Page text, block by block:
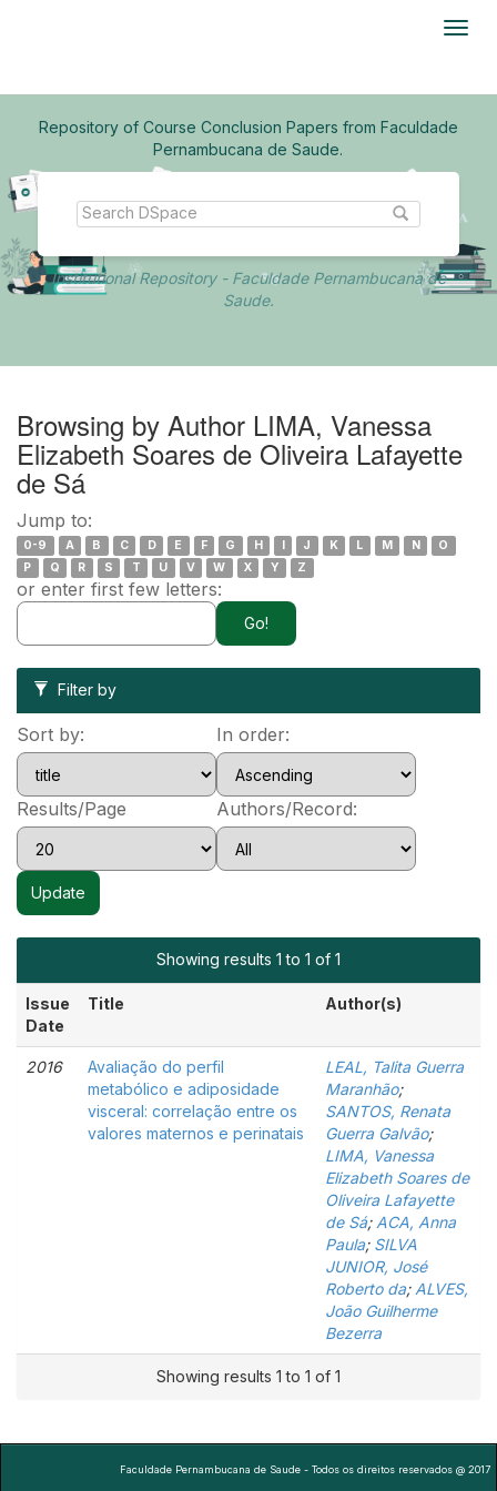
Repository of Course Conclusion Papers from Faculdade
Pernambucana de Saude.
Institutional Repository - Faculdade Pernambucana de
Saude.
Browsing by Author LIMA, Vanessa
Elizabeth Soares de Oliveira Lafayette
de Sá
Jump to:
0-9 A B C D E F G H I J K L M N
O
P
Q R S T U V W X Y Z
or enter first few letters:
Filter by
Sort by: In order:
Results/Page Authors/Record:
Showing results 1 to 1 of 1
Issue
Date
Title Author(s)
2016
Avaliação do perfil
metabólico e adiposidade
visceral: correlação entre os
valores maternos e perinatais
LEAL, Talita Guerra
Maranhão;
SANTOS, Renata
Guerra Galvão;
LIMA, Vanessa
Elizabeth Soares de
Oliveira Lafayette
de Sá; ACA, Anna
Paula; SILVA
JUNIOR, José
Roberto da; ALVES,
João Guilherme
Bezerra
Showing results 1 to 1 of 1
Faculdade Pernambucana de Saude - Todos os direitos reservados @ 2017